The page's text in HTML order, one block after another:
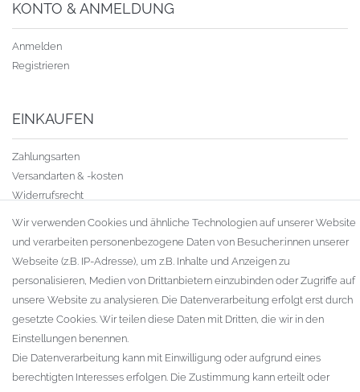
KONTO & ANMELDUNG
Anmelden
Registrieren
EINKAUFEN
Zahlungsarten
Versandarten & -kosten
Widerrufsrecht
UNTERNEHMEN
Kontakt
Datenschutzerklärung
Wir verwenden Cookies und ähnliche Technologien auf unserer Website
und verarbeiten personenbezogene Daten von Besucher:innen unserer
Webseite (z.B. IP-Adresse), um z.B. Inhalte und Anzeigen zu
personalisieren, Medien von Drittanbietern einzubinden oder Zugriffe auf
unsere Website zu analysieren. Die Datenverarbeitung erfolgt erst durch
gesetzte Cookies. Wir teilen diese Daten mit Dritten, die wir in den
Einstellungen benennen.
Die Datenverarbeitung kann mit Einwilligung oder aufgrund eines
berechtigten Interesses erfolgen. Die Zustimmung kann erteilt oder